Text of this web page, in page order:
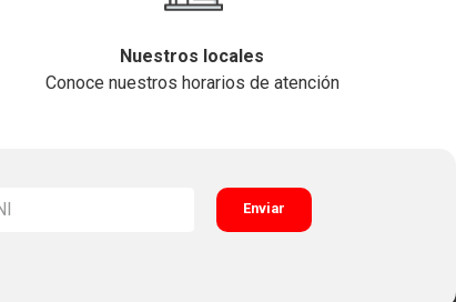
Nuestros locales
Conoce nuestros horarios de atención
Enviar